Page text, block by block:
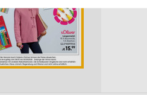
zur Personalisierung von Inhalten
zur Auswahl personalisierter Inhalte